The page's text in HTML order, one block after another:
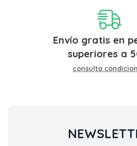
Envío gratis en
superiores a
consulta